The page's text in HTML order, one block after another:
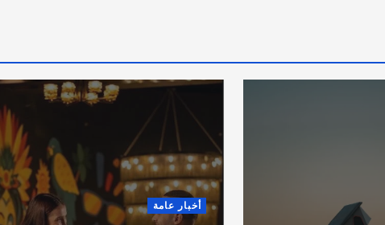
أخبار عامة